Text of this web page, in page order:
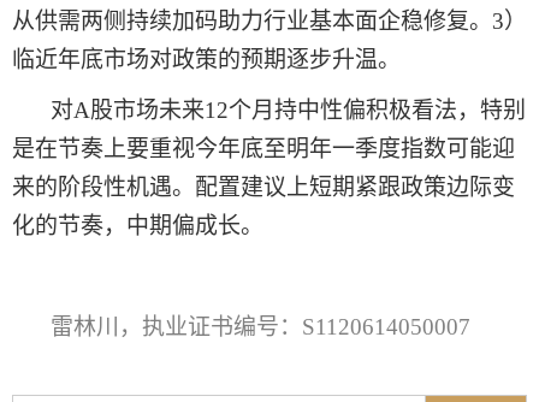
从供需两侧持续加码助力行业基本面企稳修复。3）
临近年底市场对政策的预期逐步升温。
对A股市场未来12个月持中性偏积极看法，特别
是在节奏上要重视今年底至明年一季度指数可能迎
来的阶段性机遇。配置建议上短期紧跟政策边际变
化的节奏，中期偏成长。
雷林川，执业证书编号： S1120614050007